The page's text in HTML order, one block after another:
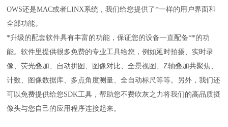
OWS还是MAC或者LINX系统，我们给您提供了*一样的用户界面和
全部功能。
*升级的配套软件具有丰富的功能，保证您的设备一直配备**的功
能。软件里提供很多免费的专业工具给您，例如延时拍摄、实时录
像、荧光叠加、自动拼图、图像对比、全景视图、Z轴叠加共聚焦、
计数、图像数据库、多点角度测量、全自动标尺等等。另外，我们还
可以免费提供给您SDK工具，帮助您不费吹灰之力将我们的高品质摄
像头与您自己的应用程序连接起来。